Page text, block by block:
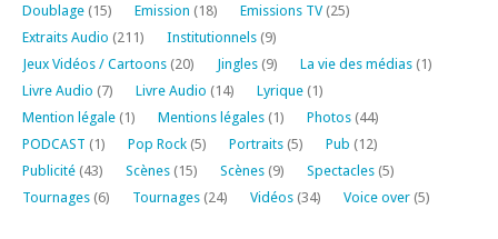
Doublage (15) Emission (18) Emissions TV(25)
Extraits Audio (211) Institutionnels (9)
Jeux Vidéos / Cartoons (20) Jingles (9) La vie des médias (1)
Livre Audio (7) Livre Audio (14) Lyrique (1)
Mention légale (1) Mentions légales (1) Photos (44)
PODCAST (1) Pop Rock (5) Portraits (5) Pub (12)
Publicité (43) Scènes (15) Scènes (9) Spectacles (5)
Tournages (6) Tournages (24) Vidéos (34) Voice over (5)